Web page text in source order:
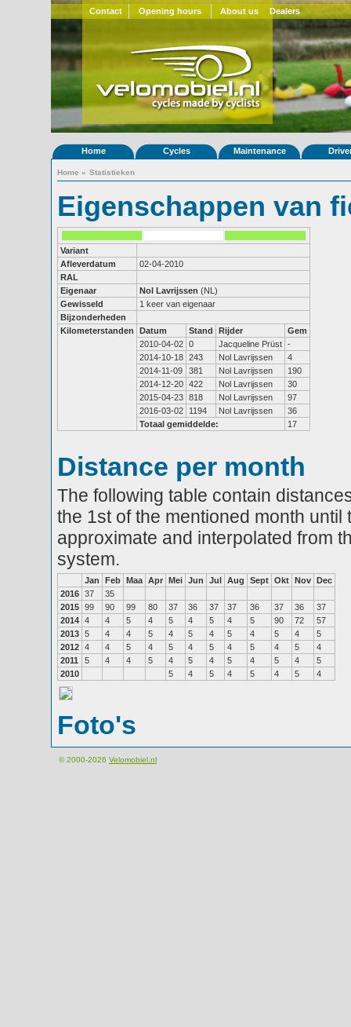
Contact Opening hours About us Dealers
Home Cycles Maintenance
Home » Statistieken
Eigenschappen van
Variant
Afleverdatum
02-04-2010
RAL
Eigenaar
Nol Lavrijssen (NL)
Gewisseld
1 keer van eigenaar
Bijzonderheden
Kilometerstanden
Datum Stand Rijder
Gem
2010-04-02 0 Jacqueline Prüst -
2014-10-18 243 Nol Lavrijssen
4
2014-11-09
381 Nol Lavrijssen
190
2014-12-20 422 Nol Lavrijssen
30
2015-04-23 818 Nol Lavrijssen
97
2016-03-02
1194 Nol Lavrijssen
36
Totaal gemiddelde:
17
Distance per month
The following table contain
the 1st of the mentioned month
approximate and interpolated from
system.
Jan Feb Maa Apr Mei Jun Jul Aug Sept Okt Nov Dec
2016 37
35
2015 99 90 99 80 37 36 37 37 36 37 36
37
2014 4 4 5 4 5 4 5 4 5 90 72
57
2013 5 4 4 5 4 5 4 5 4 5 4
5
2012 4 4 5 4 5 4 5 4 5 4 5
4
2011
5 4 4 5 4 5 4 5 4 5 4
5
2010
5 4 5 4 5 4 5 4
Foto's
© 2000-2026 Velomobiel.nl